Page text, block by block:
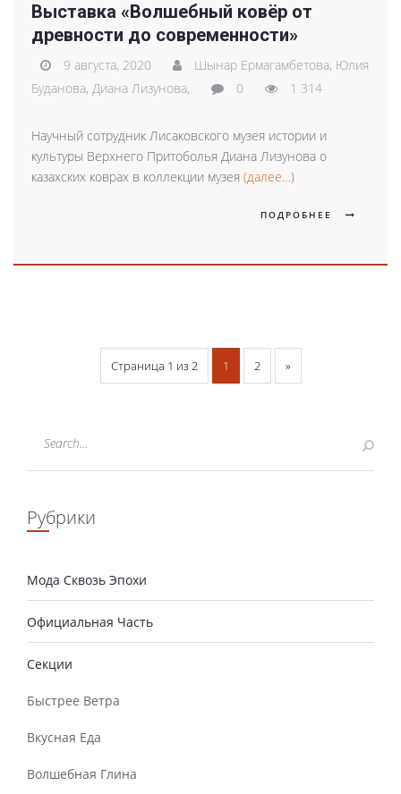
Выставка «Волшебный ковёр от
древности до современности»
9 августа, 2020 Шынар Ермагамбетова, Юлия
Буданова, Диана Лизунова, 0 1 314
Научный сотрудник Лисаковского музея истории и
культуры Верхнего Притоболья Диана Лизунова о
казахских коврах в коллекции музея (далее…)
ПОДРОБНЕЕ
Страница 1 из 2 1 2 »
Рубрики
Мода Сквозь Эпохи
Официальная Часть
Секции
Быстрее Ветра
Вкусная Еда
Волшебная Глина